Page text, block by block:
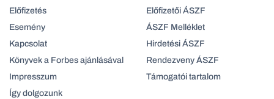
Előfizetés
Esemény
Kapcsolat
Könyvek a Forbes ajánlásával
Impresszum
Így dolgozunk
Előfizetői ÁSZF
ÁSZF Melléklet
Hirdetési ÁSZF
Rendezveny ÁSZF
Támogatói tartalom